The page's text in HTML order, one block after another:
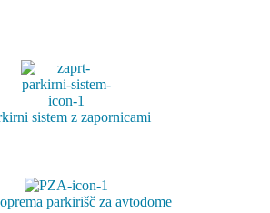
sistem z zapornicami
parkirišč za avtodome